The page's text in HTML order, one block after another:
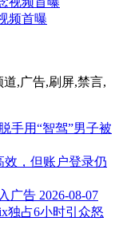
频首曝
,广告,刷屏,禁言,
手用“智驾”男子被
效，但账户登录仍
广告 2026-08-07
独占6小时引众怒